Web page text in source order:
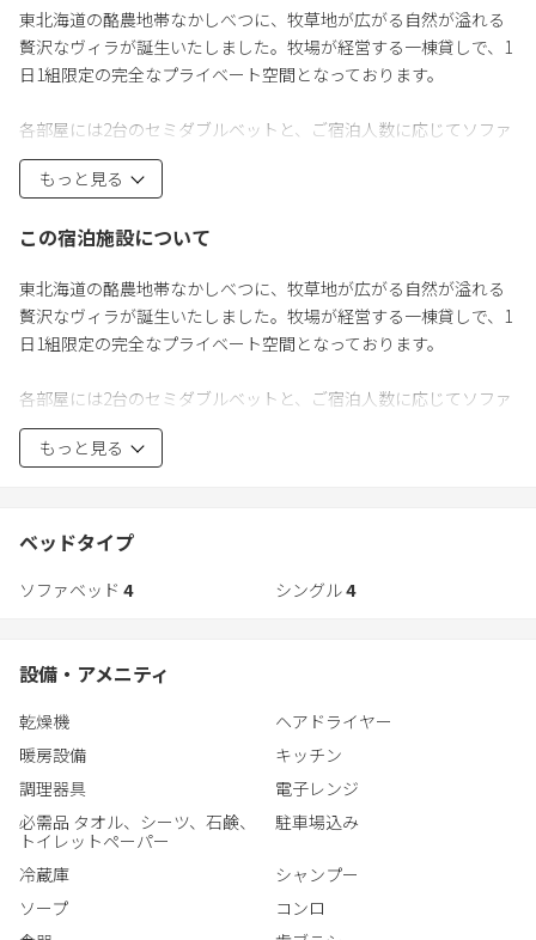
東北海道の酪農地帯なかしべつに、牧草地が広がる自然が溢れる
贅沢なヴィラが誕生いたしました。牧場が経営する一棟貸しで、1
日1組限定の完全なプライベート空間となっております。
各部屋には2台のセミダブルベットと、ご宿泊人数に応じてソファ
ーベットを2つのエキストラシングルベッドにすることも可能で
す。最大で8名様までのご宿泊が可能です。
広いリビングには6名掛けのテーブルが2台あり、キッチンには冷
本調味料などが完備されています。ご宿泊の特典として、牧場直
営工房のチーズやスープのセットをプレゼントしております。そ
の他食事オプションとして、下準備済みのお料理セットを事前予
また、ラウンジには薪ストーブとソファーがあり、プロジェクタ
ーで映像をお楽しみいただくことも可能です。
下記地図上にあるFARM VILLA takuにてチェックインをいただきま
https://maps.app.goo.gl/en6dNcGb9LYuvC3B8?g_st=ic/
もっと見る
この宿泊施設について
東北海道の酪農地帯なかしべつに、牧草地が広がる自然が溢れる
贅沢なヴィラが誕生いたしました。牧場が経営する一棟貸しで、1
日1組限定の完全なプライベート空間となっております。
各部屋には2台のセミダブルベットと、ご宿泊人数に応じてソファ
ーベットを2つのエキストラシングルベッドにすることも可能で
す。最大で8名様までのご宿泊が可能です。
蔵庫・電子レンジなど家電や、食洗機、調理器具、厳選食器、基
房のチーズやスープのセットをプレゼントしております。その他
ブで火を焚いて、ワイン・地ビールと一緒にチーズをご堪能いた
だきながら、プロジェクターで映像をお楽しみいただくことも可
能です。
またとないゆっくりしたお時間をお過ごしいただきたいので、ご
宿泊については2泊以上をお勧めしております。季節と自然の織り
もっと見る
ベッドタイプ
ソファベッド 4 シングル4
設備・アメニティ
乾燥機
ヘアドライヤー
暖房設備
キッチン
調理器具
電子レンジ
必需品 タオル、シーツ、石鹸、
トイレットペーパー
駐車場込み
冷蔵庫
シャンプー
ソープ
コンロ